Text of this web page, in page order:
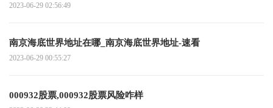
2023-06-29 02:56:49
南京海底世界地址在哪_南京海底世界地址-速看
2023-06-29 00:55:27
000932股票,000932股票风险咋样